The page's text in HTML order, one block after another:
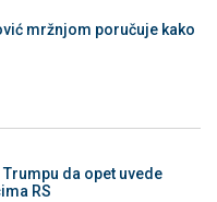
mržnjom poručuje kako
da opet uvede
RS